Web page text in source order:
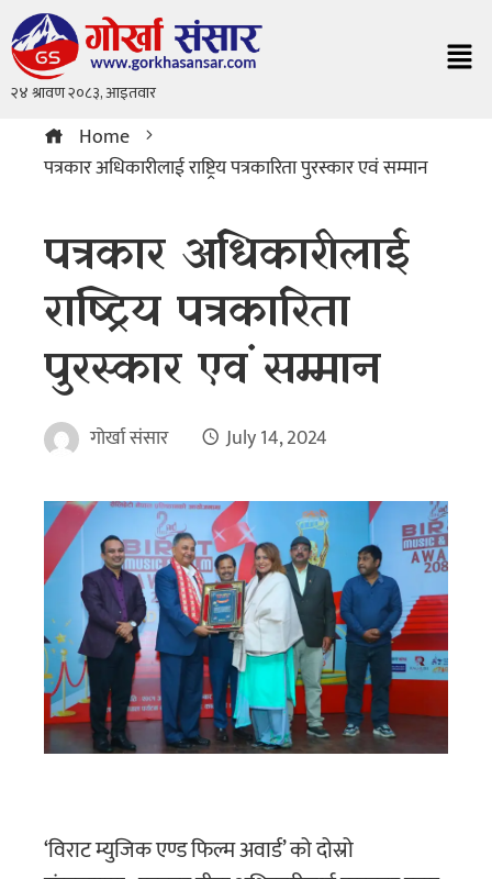
Home
पत्रकार अधिकारीलाई राष्ट्रिय पत्रकारिता पुरस्कार एवं सम्मान
पत्रकार अधिकारीलाई
राष्ट्रिय पत्रकारिता
पुरस्कार एवं सम्मान
गोर्खा संसार July 14, 2024
‘विराट म्युजिक एण्ड फिल्म अवार्ड’ को दोस्रो